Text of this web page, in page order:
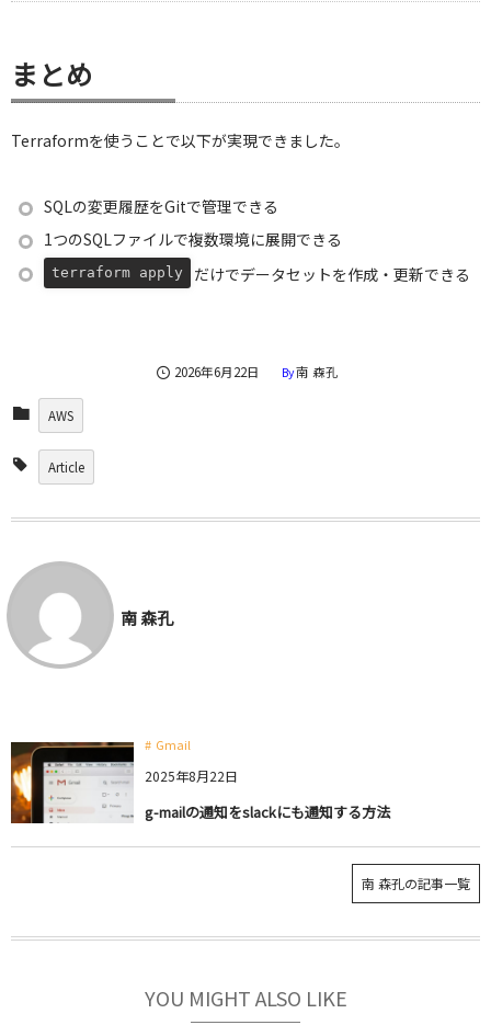
まとめ
Terraformを使うことで以下が実現できました。
SQLの変更履歴をGitで管理できる
1つのSQLファイルで複数環境に展開できる
terraform apply だけでデータセットを作成・更新できる
2026年6月22日 By南 森孔
AWS
Article
南 森孔
Gmail
2025年8月22日
g-mailの通知をslackにも通知する方法
南 森孔の記事一覧
YOU MIGHT ALSO LIKE